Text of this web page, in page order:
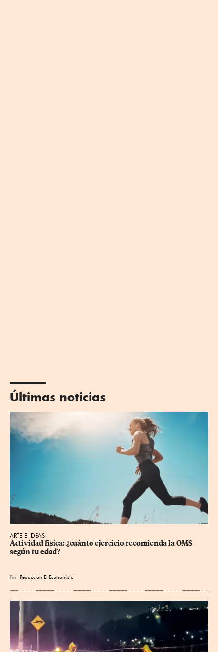
Últimas noticias
ARTE E IDEAS
Actividad física: ¿cuánto ejercicio recomienda la OMS
según tu edad?
Por Redacción El Economista